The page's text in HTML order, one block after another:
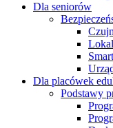
Dla seniorów
Dla placówek
Podstawy